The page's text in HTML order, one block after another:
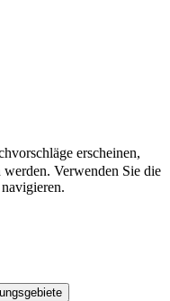
erscheinen,
Verwenden Sie die